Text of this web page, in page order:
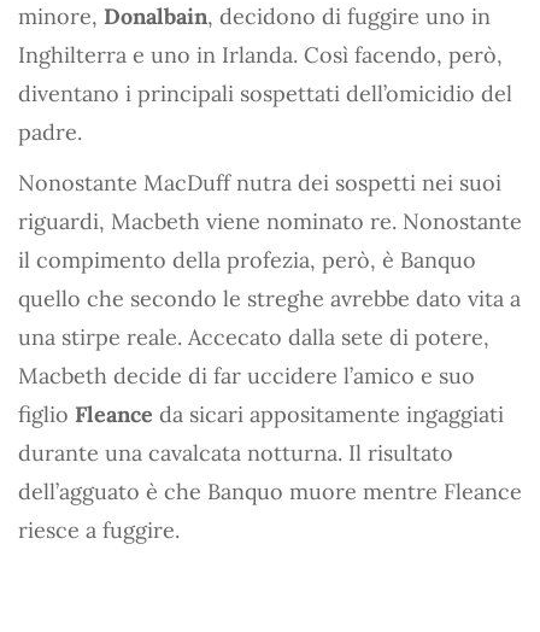
minore, Donalbain, decidono di fuggire uno in
Inghilterra e uno in Irlanda. Così facendo, però,
diventano i principali sospettati dell’omicidio del
padre.
Nonostante MacDuff nutra dei sospetti nei suoi
riguardi, Macbeth viene nominato re. Nonostante
il compimento della profezia, però, è Banquo
quello che secondo le streghe avrebbe dato vita a
una stirpe reale. Accecato dalla sete di potere,
Macbeth decide di far uccidere l’amico e suo
figlio Fleance da sicari appositamente ingaggiati
durante una cavalcata notturna. Il risultato
dell’agguato è che Banquo muore mentre Fleance
riesce a fuggire.